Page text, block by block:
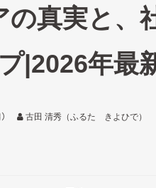
の真実と、
|2026年最
） 古田 清秀（ふるた きよひで）